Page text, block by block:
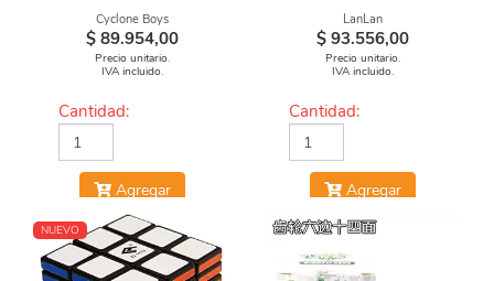
MAGNETICO MACARON
Cyclone Boys
$ 89.954,00
Precio unitario.
IVA incluido.
Cantidad:
Agregar
LanLan
$ 93.556,00
Precio unitario.
IVA incluido.
Cantidad:
Agregar
NUEVO